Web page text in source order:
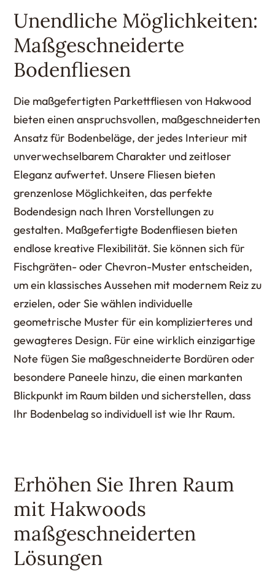
Unendliche Möglichkeiten:
Maßgeschneiderte
Bodenfliesen
Die maßgefertigten Parkettfliesen von Hakwood
bieten einen anspruchsvollen, maßgeschneiderten
Ansatz für Bodenbeläge, der jedes Interieur mit
unverwechselbarem Charakter und zeitloser
Eleganz aufwertet. Unsere Fliesen bieten
grenzenlose Möglichkeiten, das perfekte
Bodendesign nach Ihren Vorstellungen zu
gestalten. Maßgefertigte Bodenfliesen bieten
endlose kreative Flexibilität. Sie können sich für
Fischgräten- oder Chevron-Muster entscheiden,
um ein klassisches Aussehen mit modernem Reiz zu
erzielen, oder Sie wählen individuelle
geometrische Muster für ein komplizierteres und
gewagteres Design. Für eine wirklich einzigartige
Note fügen Sie maßgeschneiderte Bordüren oder
besondere Paneele hinzu, die einen markanten
Blickpunkt im Raum bilden und sicherstellen, dass
Ihr Bodenbelag so individuell ist wie Ihr Raum.
Erhöhen Sie Ihren Raum
mit Hakwoods
maßgeschneiderten
Lösungen